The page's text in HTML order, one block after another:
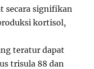
secara signifikan
kortisol,
teratur dapat
trisula 88 dan